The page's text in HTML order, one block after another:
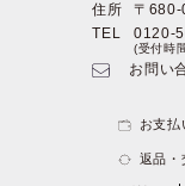
住所
〒680-
TEL
0120-
(受付時
お問い
お支払
返品・